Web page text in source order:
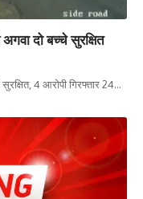
दो बच्चे सुरक्षित
4 आरोपी गिरफ्तार 24…